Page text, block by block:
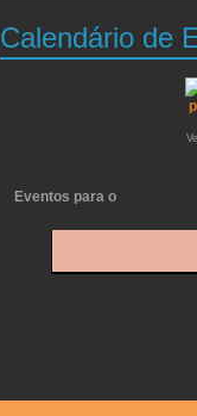
Calendário de
Eventos para o